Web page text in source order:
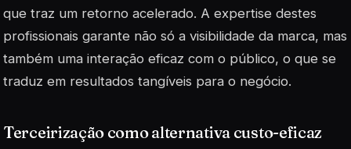
que traz um retorno acelerado. A expertise destes
profissionais garante não só a visibilidade da marca, mas
também uma interação eficaz com o público, o que se
traduz em resultados tangíveis para o negócio.
Terceirização como alternativa custo-eficaz